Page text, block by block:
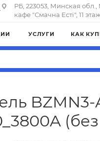
РБ, 223053, Минская
кафе "Смачна Естi", 11
УСЛУГИ КАК
BZMN3-